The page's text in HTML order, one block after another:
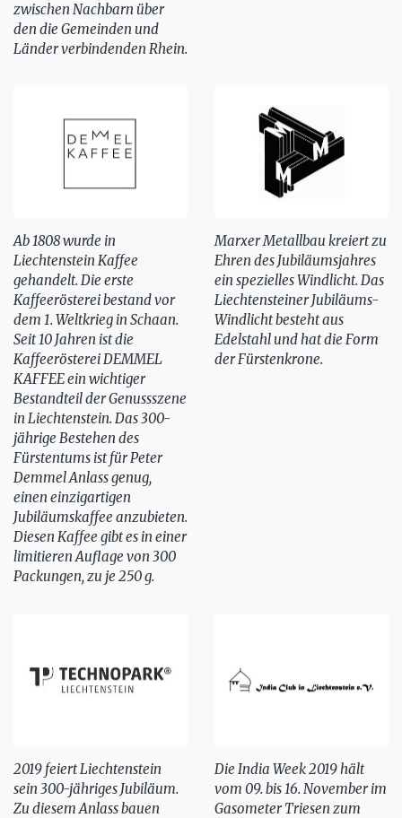
zwischen Nachbarn über
den die Gemeinden und
Länder verbindenden Rhein.
Ab 1808 wurde in
Liechtenstein Kaffee
gehandelt. Die erste
Kaffeerösterei bestand vor
dem 1. Weltkrieg in Schaan.
Seit 10 Jahren ist die
Kaffeerösterei DEMMEL
KAFFEE ein wichtiger
Bestandteil der Genussszene
in Liechtenstein. Das 300-
jährige Bestehen des
Fürstentums ist für Peter
Demmel Anlass genug,
einen einzigartigen
Jubiläumskaffee anzubieten.
Diesen Kaffee gibt es in einer
limitieren Auflage von 300
Packungen, zu je 250 g.
Marxer Metallbau kreiert zu
Ehren des Jubiläumsjahres
ein spezielles Windlicht. Das
Liechtensteiner Jubiläums-
Windlicht besteht aus
Edelstahl und hat die Form
der Fürstenkrone.
2019 feiert Liechtenstein
sein 300-jähriges Jubiläum.
Zu diesem Anlass bauen
Die India Week 2019 hält
vom 09. bis 16. November im
Gasometer Triesen zum